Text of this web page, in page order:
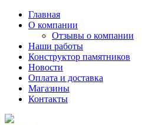
Главная
О компании
Отзывы о компании
Наши работы
Конструктор памятников
Новости
Оплата и доставка
Магазины
Контакты